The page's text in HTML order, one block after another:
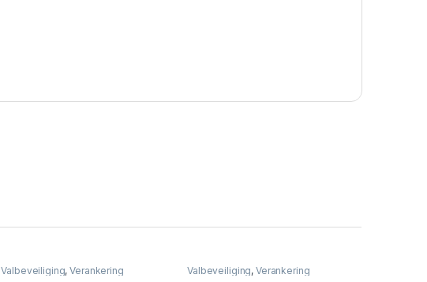
Valbeveiliging,Verankering Valbeveiliging, Verankering